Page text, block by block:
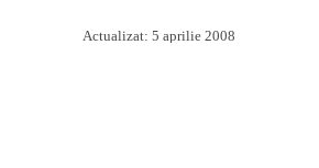
Actualizat: 5 aprilie 2008